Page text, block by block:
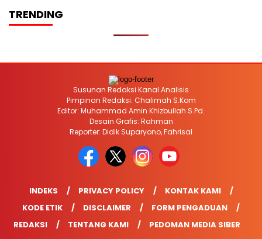
TRENDING
Susunan Redaksi Kanal Analisis
Pimpinan Redaksi: Chalimah S.Kom
Editor: Muhammad Amin Khizbullah S.Pd.
Desain Grafis: Rahman
Reporter: Didik Suparyono, Fahrisal
INDEKS PRIVACY POLICY
KONTAK KAMI
KODE ETIK
DISCLAIMER
FORM PENGADUAN
REDAKSI
TENTANG KAMI PEDOMAN MEDIA SIBER